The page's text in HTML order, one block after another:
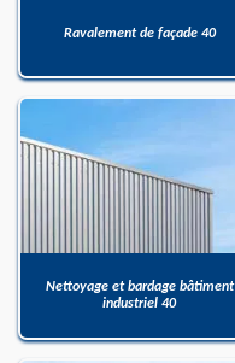
Ravalement de façade 40
Nettoyage et bardage bâtiment
industriel 40